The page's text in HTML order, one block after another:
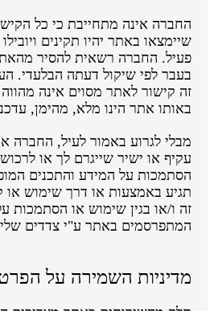
החברה אינה מתחייבת כי כל
שיימצאו באתר יהיו תקינים
פעיל. החברה רשאית להסיר מהאתר
בעבר לפי שיקול דעתה הבלעדי.
זה קישור לאתר מסוים אינה מהווה
באותו אתר הינו מלא, מהימן, עדכני
מבלי לגרוע באמור לעיל, החברה
עקיף או ישיר שייגרם לך או
הסתמכות על המידע והתכנים
תגיע באמצעות או דרך שימוש או
זה ו/או בגין שימוש או הסתמכות על
המתפרסמים באתר ע"י צדדים
מדיניות השמירה על